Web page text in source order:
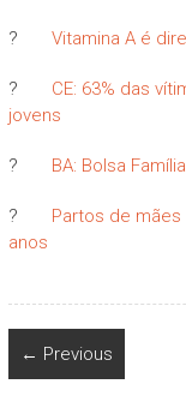
? Vitamina A é
? CE: 63% das
jovens
? BA: Bolsa
? Partos de
anos
← Previous